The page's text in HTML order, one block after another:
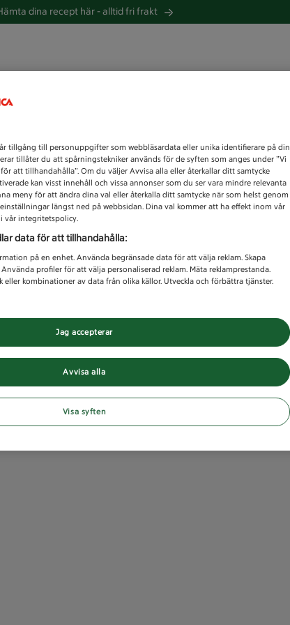
dina recept här -alltid fri frakt
Unknown error
tillgång till personuppgifter som webbläsardata eller unika identifierare på din
tillåter du att spårningstekniker används för de syften som anges under ”Vi
att tillhandahålla”. Om du väljer Avvisa alla eller återkallar ditt samtycke
kan visst innehåll och vissa annonser som du ser vara mindre relevanta
meny för att ändra dina val eller återkalla ditt samtycke när som helst genom
längst ned på webbsidan. Dina val kommer att ha effekt inom vår
vår integritetspolicy.
data för att tillhandahålla:
på en enhet. Använda begränsade data för att välja reklam. Skapa
profiler för att välja personaliserad reklam. Mäta reklamprestanda.
kombinationer av data från olika källor. Utveckla och förbättra tjänster.
Avvisa alla
Jag accepterar
Visa syften